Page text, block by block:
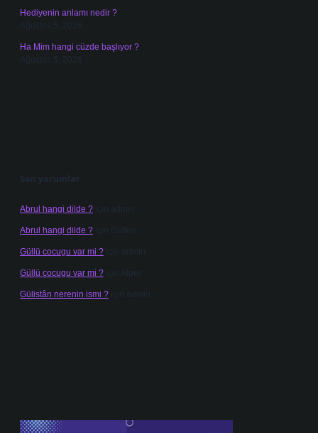
Hediyenin anlamı nedir ?
Ağustos 5, 2026
Ha Mim hangi cüzde başlıyor ?
Ağustos 5, 2026
Son yorumlar
Abrul hangi dilde ? için admin
Abrul hangi dilde ? için Gülten
Güllü cocugu var mi ? için admin
Güllü cocugu var mi ? için Alper
Gülistân nerenin ismi ? için admin